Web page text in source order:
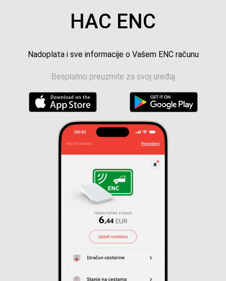
HAC ENC
Nadoplata i sve informacije o Vašem ENC računu
Besplatno preuzmite za svoj uređaj